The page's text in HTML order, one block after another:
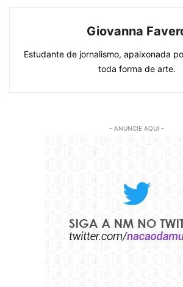
Giovanna
Estudante de jornalismo, apaixonada
toda forma de arte.
- ANUNCIE AQUI -